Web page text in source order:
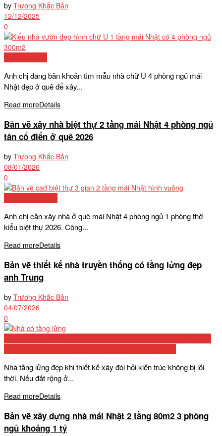
by Trương Khắc Bản
12/12/2025
0
Anh chị đang băn khoăn tìm mẫu nhà chữ U 4 phòng ngủ mái
Nhật đẹp ở quê để xây...
Read moreDetails
Bản vẽ xây nhà biệt thự 2 tầng mái Nhật 4 phòng ngủ
tân cổ điển ở quê 2026
by Trương Khắc Bản
08/01/2026
0
Anh chị cần xây nhà ở quê mái Nhật 4 phòng ngủ 1 phòng thờ
kiểu biệt thự 2026. Công...
Read moreDetails
Bản vẽ thiết kế nhà truyền thống có tầng lửng đẹp
anh Trung
by Trương Khắc Bản
04/07/2026
0
Nhà tầng lửng đẹp khi thiết kế xây đòi hỏi kiến trúc không bị lỗi
thời. Nếu đất rộng ở...
Read moreDetails
Bản vẽ xây dựng nhà mái Nhật 2 tầng 80m2 3 phòng
ngủ khoảng 1 tỷ